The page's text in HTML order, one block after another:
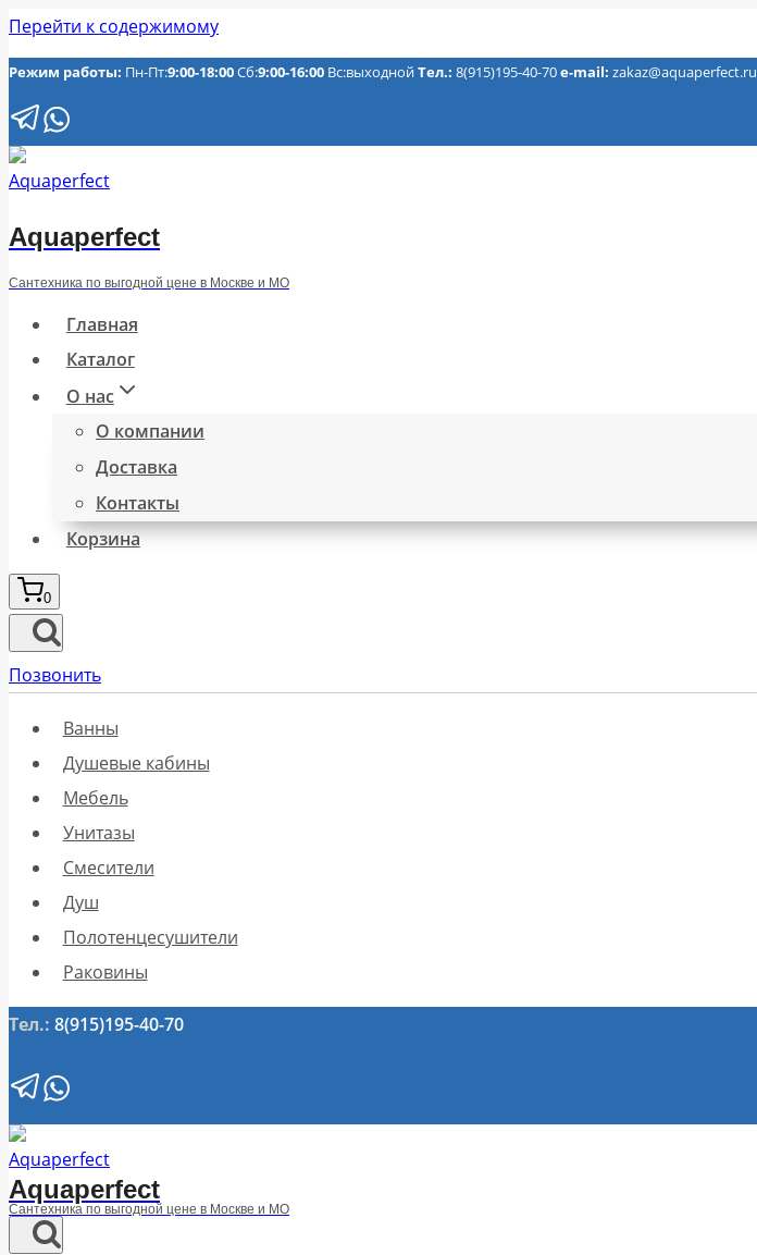
Перейти к содержимому
Режим работы: Пн-Пт:9:00-18:00Сб:9:00-16:00 Вс:выходнойТел.: 8(915)195-40-70e-mail: zakaz@aquaperfect.ru
Aquaperfect
Сантехника по выгодной цене в Москве и МО
Главная
Каталог
О нас
О компании
Доставка
Контакты
Корзина
0
Позвонить
Ванны
Душевые кабины
Мебель
Унитазы
Смесители
Душ
Полотенцесушители
Раковины
Тел.: 8(915)195-40-70
Aquaperfect
Сантехника по выгодной цене в Москве и МО